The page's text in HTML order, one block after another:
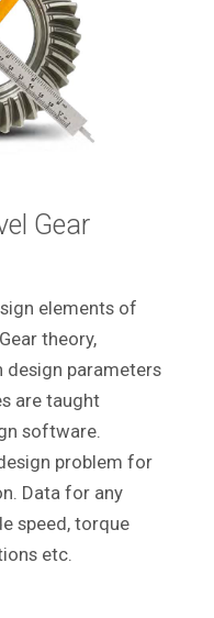
Gear
elements of
theory,
design parameters
are taught
software.
problem for
Data for any
speed, torque
etc.